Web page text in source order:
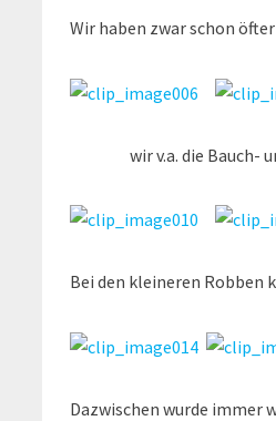
Wir haben zwar schon
wir v.a. die Bauch-
Bei den kleineren Robben
Dazwischen wurde